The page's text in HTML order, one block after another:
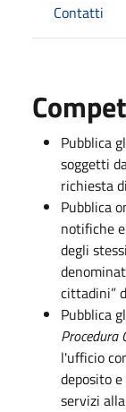
Contatti
Pubblica
soggetti
richiesta
Pubblica
notifiche
degli
cittadini”
Pubblica
Procedura
l'ufficio
deposito
servizi